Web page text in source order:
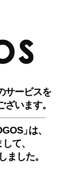
サービスを
います。
」は、
して、
ました。